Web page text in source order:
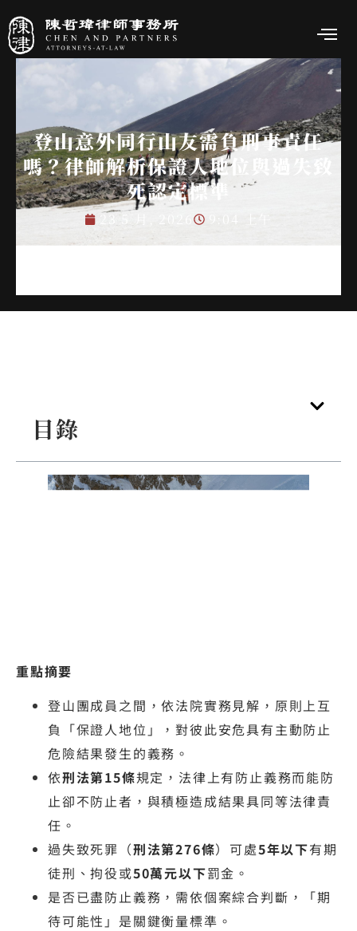
登山意外同行山友需負刑事責任
嗎？律師解析保證人地位與過失致
死認定標準
23 5 月, 2026
目錄
重點摘要
登山團成員之間，依法院實務見解，原則上互
負「保證人地位」，對彼此安危具有主動防止
危險結果發生的義務。
依刑法第15條規定，法律上有防止義務而能防
止卻不防止者，與積極造成結果具同等法律責
任。
過失致死罪（刑法第276條）可處5年以下有期
徒刑、拘役或50萬元以下罰金。
是否已盡防止義務，需依個案綜合判斷，「期
待可能性」是關鍵衡量標準。